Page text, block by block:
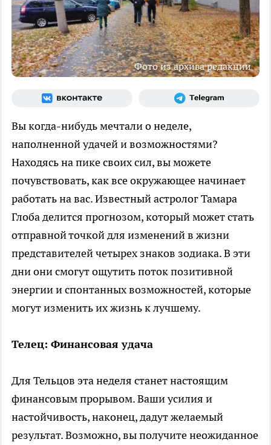
Фото из архива редакции
Вы когда-нибудь мечтали о неделе,
наполненной удачей и возможностями?
Находясь на пике своих сил, вы можете
почувствовать, как все окружающее начинает
работать на вас. Известный астролог Тамара
Глоба делится прогнозом, который может стать
отправной точкой для изменений в жизни
представителей четырех знаков зодиака. В эти
дни они смогут ощутить поток позитивной
энергии и спонтанных возможностей, которые
могут изменить их жизнь к лучшему.
Телец: Финансовая удача
Для Тельцов эта неделя станет настоящим
финансовым прорывом. Ваши усилия и
настойчивость, наконец, дадут желаемый
результат. Возможно, вы получите неожиданное